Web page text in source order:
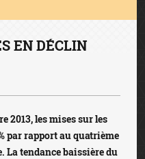
EN DÉCLIN
2013, les mises sur les
par rapport au quatrième
La tendance baissière du